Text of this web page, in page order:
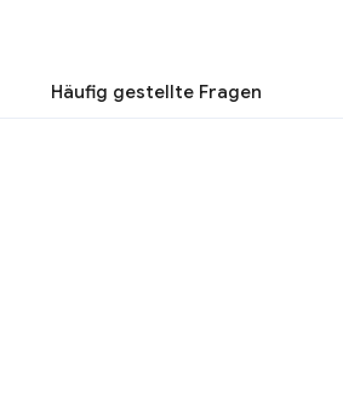
Häufig gestellte Fragen